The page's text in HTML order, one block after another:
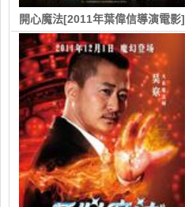
開心魔法[2011年葉偉信導演電影]